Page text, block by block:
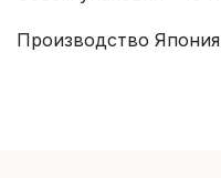
Производство Япония